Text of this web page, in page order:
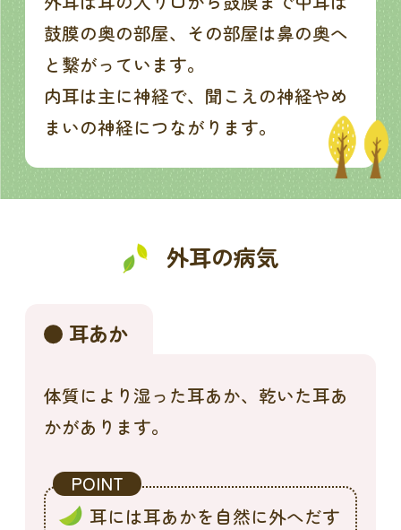
鼓膜の奥の部屋、その部屋は鼻の奥へ
と繋がっています。
内耳は主に神経で、聞こえの神経やめ
まいの神経につながります。
外耳の病気
耳あか
体質により湿った耳あか、乾いた耳あ
かがあります。
POINT
耳には耳あかを自然に外へだす